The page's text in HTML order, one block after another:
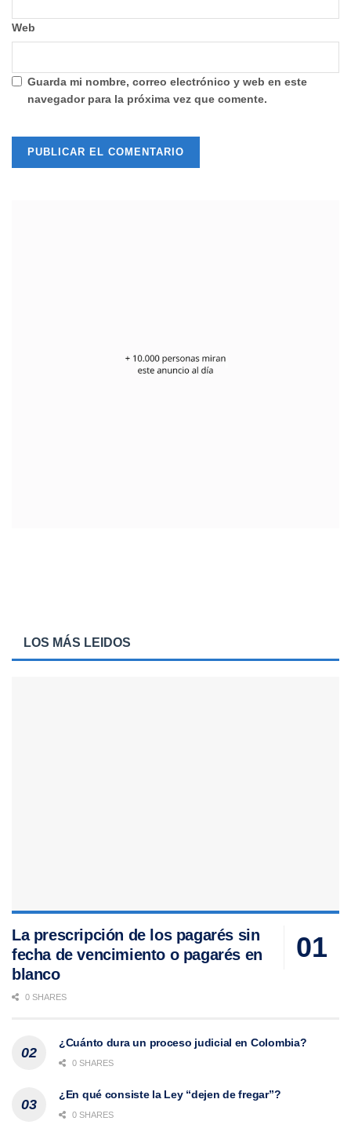
Web
Guarda mi nombre, correo electrónico y web en este
navegador para la próxima vez que comente.
LOS MÁS LEIDOS
La prescripción de los pagarés sin
fecha de vencimiento o pagarés en
blanco
0 SHARES
¿Cuánto dura un proceso judicial en Colombia?
0 SHARES
¿En qué consiste la Ley “dejen de fregar”?
0 SHARES